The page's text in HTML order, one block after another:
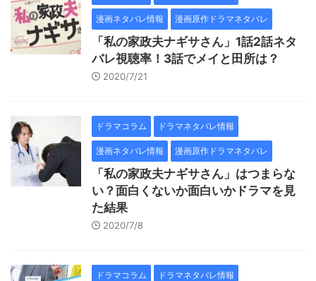
漫画ネタバレ情報 漫画原作ドラマネタバレ
「私の家政夫ナギサさん」1話2話ネタ
バレ視聴率！3話でメイと田所は？
2020/7/21
ドラマコラム ドラマネタバレ情報
漫画ネタバレ情報 漫画原作ドラマネタバレ
「私の家政夫ナギサさん」はつまらな
い？面白くないか面白いかドラマを見
た結果
2020/7/8
ドラマコラム ドラマネタバレ情報